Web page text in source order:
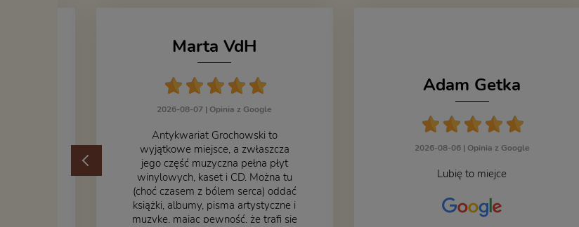
Marta VdH
2026-08-07 | Opinia z Google
​Antykwariat Grochowski to
wyjątkowe miejsce, a zwłaszcza
jego część muzyczna pełna płyt
winylowych, kaset i CD. Można tu
(choć czasem z bólem serca) oddać
książki, albumy, pisma artystyczne i
muzykę, mając pewność, że trafi się
Adam Getka
2026-08-06 | Opinia z Google
Lubię to miejce